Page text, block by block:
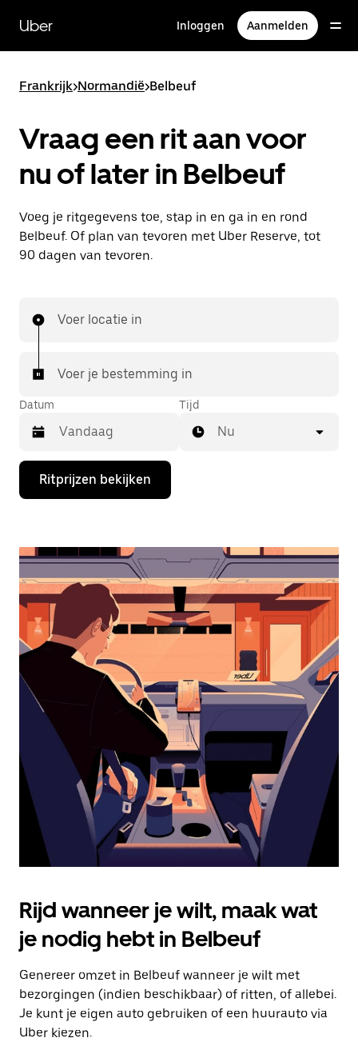
naar
hoofdinhoud
Uber Inloggen Aanmelden
Frankrijk>Normandië>Belbeuf
Vraag een rit aan voor
nu of later in Belbeuf
Voeg je ritgegevens toe, stap in en ga in en rond
Belbeuf. Of plan van tevoren met Uber Reserve, tot
90 dagen van tevoren.
Voer locatie in
Voer je bestemming in
Datum
Druk
de
de
te
openen
een
datum
te
selecteren.
Druk
Escape
agenda
te
sluiten.
Tijd
Nu
Ritprijzen bekijken
Rijd wanneer je wilt, maak wat
je nodig hebt in Belbeuf
Genereer omzet in Belbeuf wanneer je wilt met
bezorgingen (indien beschikbaar) of ritten, of allebei.
Je kunt je eigen auto gebruiken of een huurauto via
Uber kiezen.